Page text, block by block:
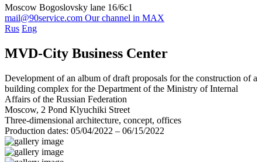
Moscow Bogoslovsky lane 16/6c1
mail@90service.com Our channel in MAX
Rus Eng
MVD-City Business Center
Development of an album of draft proposals for the construction of a
building complex for the Department of the Ministry of Internal
Affairs of the Russian Federation
Moscow, 2 Pond Klyuchiki Street
Three-dimensional architecture, concept, offices
Production dates: 05/04/2022 – 06/15/2022